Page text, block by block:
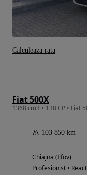
Fiat 500X
1368 cm3 • 138 CP • Fiat
103 850 km
Chiajna (Ilfov)
Profesionist •
Calculeaza rata